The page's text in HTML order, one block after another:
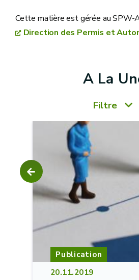
Cette matière est gérée au SPW-
Direction des Permis et
A La
Filtre
Publication
20.11.2019